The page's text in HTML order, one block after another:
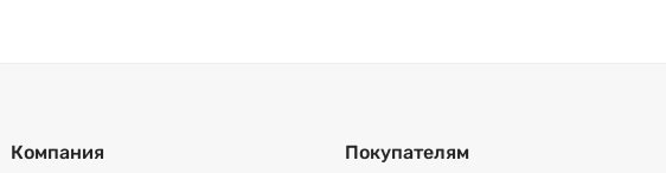
Компания Покупателям